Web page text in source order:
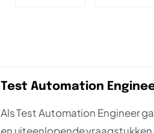
Test Automation
Als Test Automation Engineer